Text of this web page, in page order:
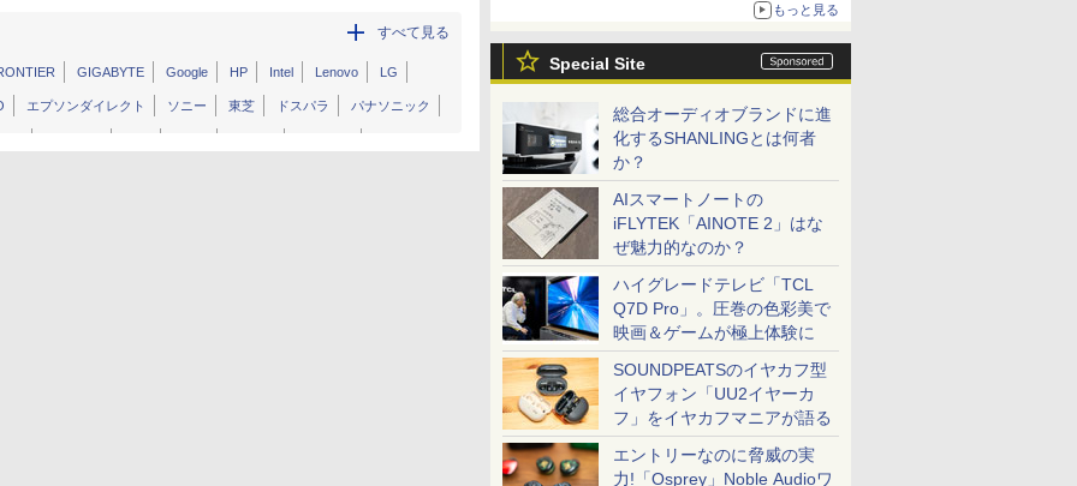
もっと見る
Special Site
総合オーディオブランドに進
化するSHANLINGとは何者
か？
AIスマートノートの
iFLYTEK「AINOTE 2」はな
ぜ魅力的なのか？
ハイグレードテレビ「TCL
Q7D Pro」。圧巻の色彩美で
映画＆ゲームが極上体験に
SOUNDPEATSのイヤカフ型
イヤフォン「UU2イヤーカ
フ」をイヤカフマニアが語る
エントリーなのに脅威の実
力!「Osprey」Noble Audioワ
すべて見る
GIGABYTE Google HP Intel Lenovo LG
エプソンダイレクト ソニー 東芝 ドスパラ パナソニック